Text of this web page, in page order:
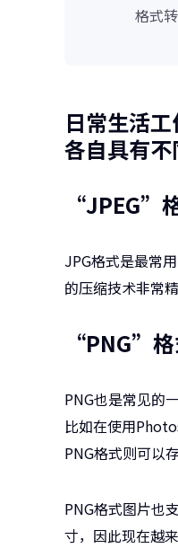
格式
日常生活
各自具有不
“JPEG”
JPG格式是最常
的压缩技术非常
“PNG”
PNG也是常见的
比如在使用
PNG格式则可以
PNG格式图片也
寸，因此现在越